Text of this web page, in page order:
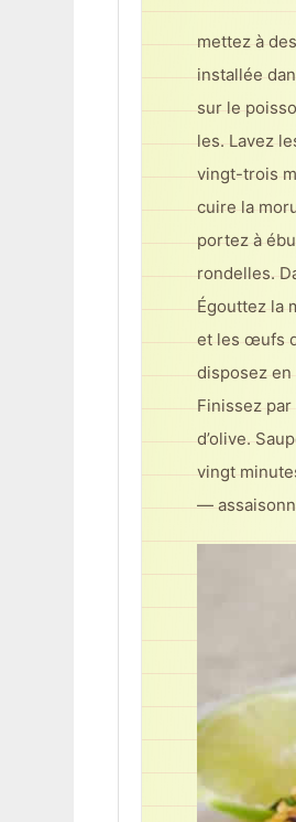
mettez à
installée
sur le
les. Lavez
vingt-trois
cuire la
portez à
rondelles.
Égouttez la
et les œufs
disposez
Finissez
d’olive.
vingt
—